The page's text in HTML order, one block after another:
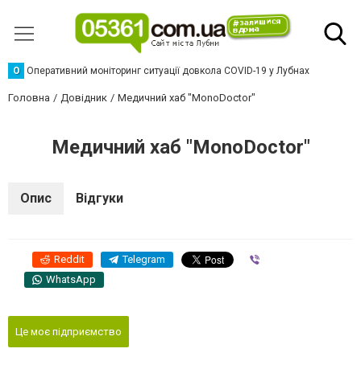
О Оперативний моніторинг ситуації довкола COVID-19 у Лубнах
Головна Довідник Медичний хаб "MonoDoctor"
Медичний хаб "MonoDoctor"
Опис Відгуки
Reddit Telegram
WhatsApp
Це моє підприємство